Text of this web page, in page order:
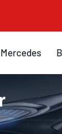
Mercedes